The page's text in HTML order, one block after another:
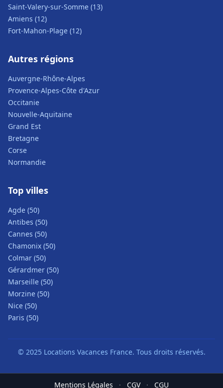
Saint-Valery-sur-Somme (13)
Amiens (12)
Fort-Mahon-Plage (12)
Autres régions
Auvergne-Rhône-Alpes
Provence-Alpes-Côte d'Azur
Occitanie
Nouvelle-Aquitaine
Grand Est
Bretagne
Corse
Normandie
Top villes
Agde (50)
Antibes (50)
Cannes (50)
Chamonix (50)
Colmar (50)
Gérardmer (50)
Marseille (50)
Morzine (50)
Nice (50)
Paris (50)
© 2025 Locations Vacances France. Tous droits réservés.
Mentions Légales · CGV · CGU